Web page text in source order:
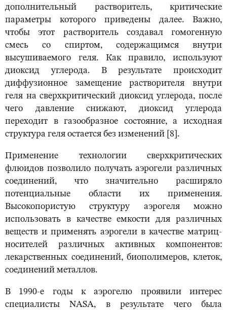
дополнительный растворитель, критические
параметры которого приведены далее. Важно,
чтобы этот растворитель создавал гомогенную
смесь со спиртом, содержащимся внутри
высушиваемого геля. Как правило, используют
диоксид углерода. В результате происходит
диффузионное замещение растворителя внутри
геля на сверхкритический диоксид углерода, после
чего давление снижают, диоксид углерода
переходит в газообразное состояние, а исходная
структура геля остается без изменений [8].
Применение технологии сверхкритических
флюидов позволило получать аэрогели различных
соединений, что значительно расширяло
потенциальные области их применения.
Высокопористую структуру аэрогеля можно
использовать в качестве емкости для различных
веществ и применять аэрогели в качестве матриц-
носителей различных активных компонентов:
лекарственных соединений, биополимеров, клеток,
соединений металлов.
В 1990-е годы к аэрогелю проявили интерес
специалисты NASA, в результате чего была